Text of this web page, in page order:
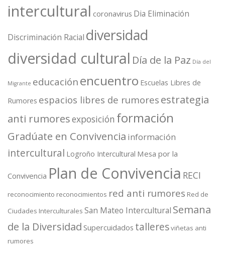
intercultural coronavirus Dia Eliminación
Discriminación Racial diversidad
diversidad cultural Día de la Paz Día del
Migrante educaciónencuentro Escuelas Libres de
Rumores espacios libres de rumores estrategia
anti rumoresexposición formación
Gradúate en Convivencia información
intercultural Logroño Intercultural Mesa por la
Convivencia Plan de Convivencia RECI
reconocimiento reconocimientos red anti rumores Red de
Ciudades Interculturales San Mateo Intercultural Semana
de la Diversidad Supercuidados talleresviñetas anti
rumores